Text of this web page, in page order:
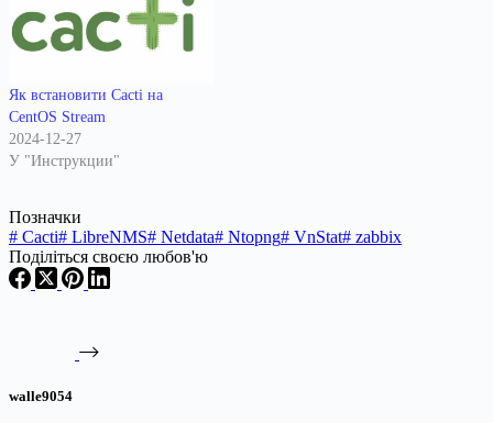
Як встановити Cacti на
CentOS Stream
2024-12-27
У "Инструкции"
Позначки
# Cacti# LibreNMS# Netdata# Ntopng# VnStat# zabbix
Поділіться своєю любов'ю
walle9054